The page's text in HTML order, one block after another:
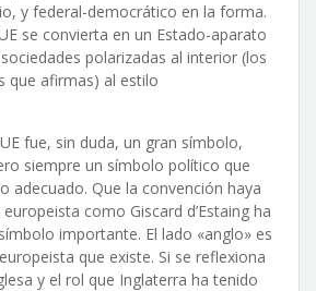
y federal-democrático en la forma.
se convierta en un Estado-aparato
polarizadas al interior (los
que afirmas) al estilo
fue, sin duda, un gran símbolo,
siempre un símbolo político que
adecuado. Que la convención haya
como Giscard d’Estaing ha
importante. El lado «anglo» es
que existe. Si se reflexiona
y el rol que Inglaterra ha tenido